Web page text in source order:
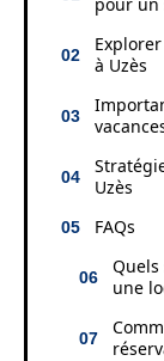
à Uzès
Uzès
FAQs
une